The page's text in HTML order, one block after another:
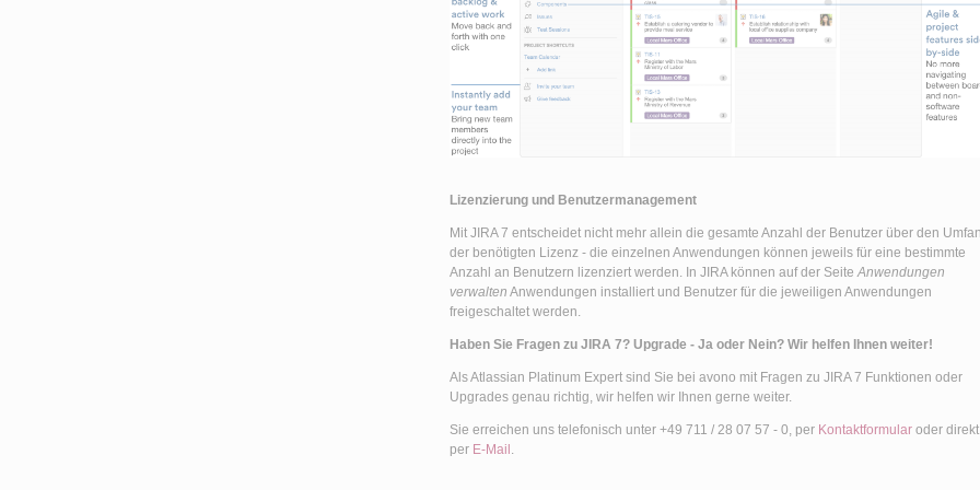
Lizenzierung und Benutzermanagement
Mit JIRA 7 entscheidet nicht mehr allein die gesamte Anzahl der Benutzer über den
der benötigten Lizenz - die einzelnen Anwendungen können jeweils für eine bestimmte
Anzahl an Benutzern lizenziert werden. In JIRA können auf der SeiteAnwendungen
verwalten Anwendungen installiert und Benutzer für die jeweiligen Anwendungen
freigeschaltet werden.
Haben Sie Fragen zu JIRA 7? Upgrade - Ja oder Nein? Wir helfen Ihnen weiter!
Als Atlassian Platinum Expert sind Sie bei avono mit Fragen zu JIRA 7 Funktionen oder
Upgrades genau richtig, wir helfen wir Ihnen gerne weiter.
Sie erreichen uns telefonisch unter +49 711 / 28 07 57 - 0, per Kontaktformular oder direkt
per E-Mail.